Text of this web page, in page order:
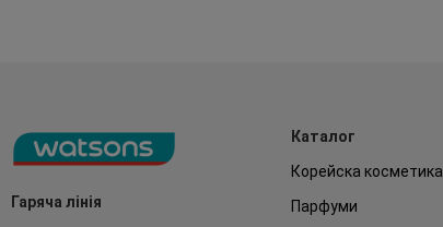
Гаряча лінія
Каталог
Корейска косметика
Парфуми